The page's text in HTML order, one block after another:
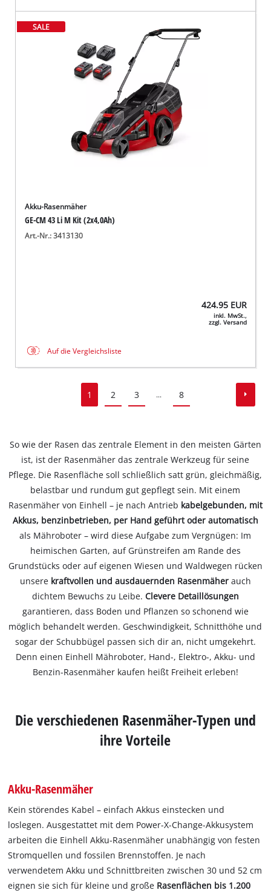
SALE
Akku-Rasenmäher
GE-CM 43 Li M Kit (2x4,0Ah)
Art.-Nr.: 3413130
424.95 EUR
inkl. MwSt.,
zzgl. Versand
Auf die Vergleichsliste
1 2 3 ... 8
So wie der Rasen das zentrale Element in den meisten Gärten
ist, ist der Rasenmäher das zentrale Werkzeug für seine
Pflege. Die Rasenfläche soll schließlich satt grün, gleichmäßig,
belastbar und rundum gut gepflegt sein. Mit einem
Rasenmäher von Einhell – je nach Antrieb kabelgebunden, mit
Akkus, benzinbetrieben, per Hand geführt oder automatisch
als Mähroboter – wird diese Aufgabe zum Vergnügen: Im
heimischen Garten, auf Grünstreifen am Rande des
Grundstücks oder auf eigenen Wiesen und Waldwegen rücken
unsere kraftvollen und ausdauernden Rasenmäherauch
dichtem Bewuchs zu Leibe. Clevere Detaillösungen
garantieren, dass Boden und Pflanzen so schonend wie
möglich behandelt werden. Geschwindigkeit, Schnitthöhe und
sogar der Schubbügel passen sich dir an, nicht umgekehrt.
Denn einen Einhell Mähroboter, Hand-, Elektro-, Akku- und
Benzin-Rasenmäher kaufen heißt Freiheit erleben!
Die verschiedenen Rasenmäher-Typen und
ihre Vorteile
Akku-Rasenmäher
Kein störendes Kabel – einfach Akkus einstecken und
loslegen. Ausgestattet mit dem Power-X-Change-Akkusystem
arbeiten die Einhell Akku-Rasenmäher unabhängig von festen
Stromquellen und fossilen Brennstoffen. Je nach
verwendetem Akku und Schnittbreiten zwischen 30 und 52 cm
eignen sie sich für kleine und große Rasenflächen bis 1.200